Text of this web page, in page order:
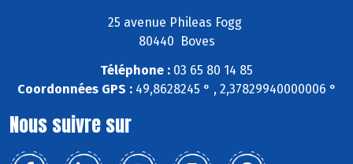
25 avenue Phileas Fogg
80440 Boves
Téléphone : 03 65 80 14 85
Coordonnées GPS :49,8628245 ° , 2,37829940000006 °
Nous suivre sur